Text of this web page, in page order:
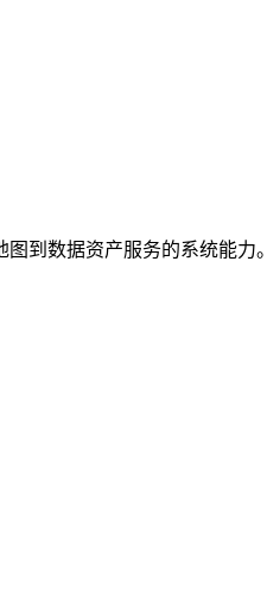
到数据资产服务的系统能力。